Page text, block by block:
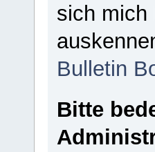
sich mich
Bulletin
Bitte